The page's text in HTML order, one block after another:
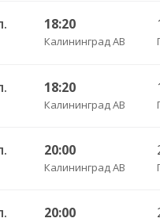
18:20
Калининград АВ
18:20
Калининград АВ
20:00
Калининград АВ
20:00